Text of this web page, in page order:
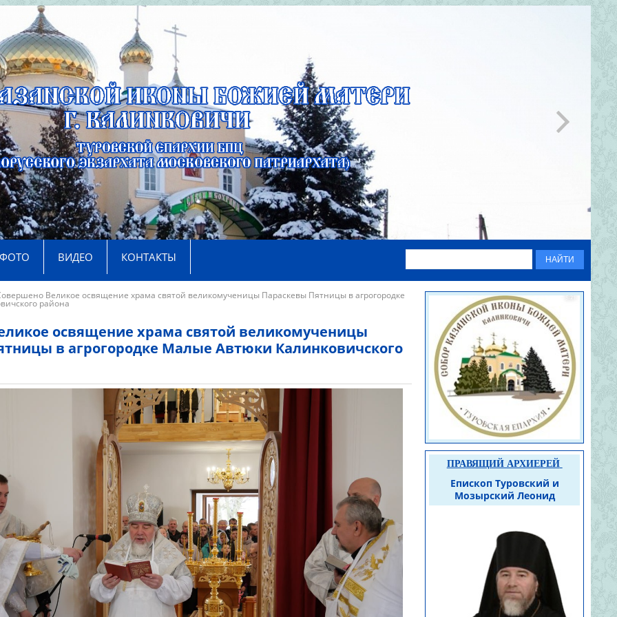
ФОТО ВИДЕО КОНТАКТЫ
Великое освящение храма святой великомученицы Параскевы Пятницы в агрогородке
района
освящение храма святой великомученицы
в агрогородке Малые Автюки Калинковичского
ПРАВЯЩИЙ АРХИЕРЕЙ
Епископ Туровский и
Мозырский Леонид